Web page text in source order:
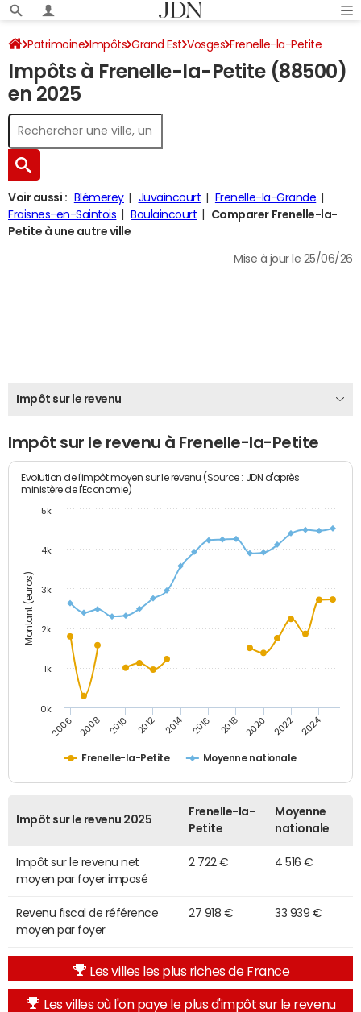
Patrimoine Impôts Grand Est Vosges Frenelle-la-Petite
Impôt sur le revenu
Impôts à Frenelle-la-Petite (88500)
en 2025
Voir aussi : Blémerey Juvaincourt
Frenelle-la-Grande
Fraisnes-en-Saintois
Boulaincourt
Comparer Frenelle-la-
Petite à une autre ville
Mise à jour le 25/06/26
Impôt sur le revenu
Impôt sur le revenu à Frenelle-la-Petite
Montant (euros)
Evolution de l'impôt moyen sur le revenu (Source : JDN d'après
ministère de l'Economie)
Frenelle-la-Petite Moyenne nationale
2006 2008 2010 2012 2014 2016 2018 2020 2022 2024
0k
1k
2k
3k
4k
5k
Impôt sur le revenu 2025
Frenelle-la-
Petite
Moyenne
nationale
Impôt sur le revenu net
moyen par foyer imposé
2 722 € 4 516 €
Revenu fiscal de référence
moyen par foyer
27 918 € 33 939 €
Les villes les plus riches de France
Les villes où l'on paye le plus d'impôt sur le revenu